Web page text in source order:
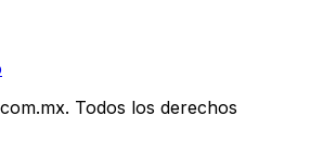
Todos los derechos